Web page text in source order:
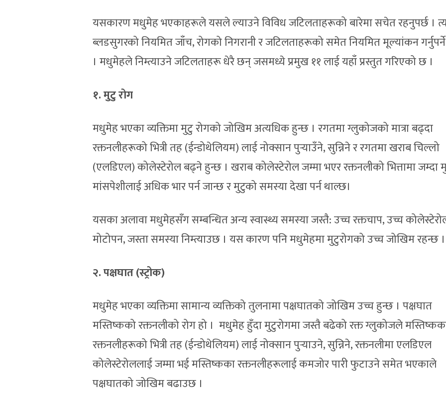
यसकारण मधुमेह भएकाहरूले यसले ल्याउने विविध जटिलताहरूको बारेमा सचेत रहनुपर्छ ।
ब्लडसुगरको नियमित जाँच, रोगको निगरानी र जटिलताहरूको समेत नियमित मूल्यांकन
। मधुमेहले निम्त्याउने जटिलताहरू धेरै छन् जसमध्ये प्रमुख ११ लाई यहाँ प्रस्तुत गरिएको छ ।
१. मुटु रोग
मधुमेह भएका व्यक्तिमा मुटु रोगको जोखिम अत्यधिक हुन्छ । रगतमा ग्लुकोजको मात्रा बढ्दा
रक्तनलीहरूको भित्री तह (ईन्डोथेलियम) लाई नोक्सान पुर्‍याउँने, सुन्निने र रगतमा खराब चिल्लो
(एलडिएल) कोलेस्टेरोल बढ्ने हुन्छ । खराब कोलेस्टेरोल जम्मा भएर रक्तनलीको भित्तामा जम्दा
मांसपेशीलाई अधिक भार पर्न जान्छ र मुटुको समस्या देखा पर्न थाल्छ।
यसका अलावा मधुमेहसँग सम्बन्धित अन्य स्वास्थ्य समस्या जस्तै: उच्च रक्तचाप, उच्च
मोटोपन, जस्ता समस्या निम्त्याउछ । यस कारण पनि मधुमेहमा मुटुरोगको उच्च जोखिम रहन्छ ।
२. पक्षघात (स्ट्रोक)
मधुमेह भएका व्यक्तिमा सामान्य व्यक्तिको तुलनामा पक्षघातको जोखिम उच्च हुन्छ । पक्षघात
मस्तिष्कको रक्तनलीको रोग हो । मधुमेह हुँदा मुटुरोगमा जस्तै बढेको रक्त ग्लुकोजले
रक्तनलीहरूको भित्री तह (ईन्डोथेलियम) लाई नोक्सान पुर्‍याउने, सुन्निने, रक्तनलीमा एलडिएल
कोलेस्टेरोललाई जम्मा भई मस्तिष्कका रक्तनलीहरूलाई कमजोर पारी फुटाउने समेत भएकाले
पक्षघातको जोखिम बढाउछ ।